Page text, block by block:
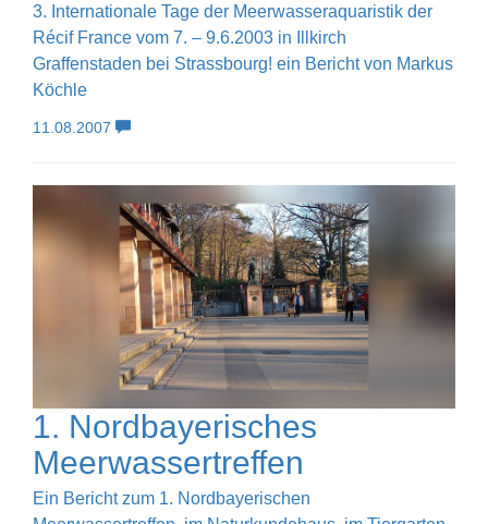
3. Internationale Tage der Meerwasseraquaristik der
Récif France vom 7. – 9.6.2003 in Illkirch
Graffenstaden bei Strassbourg! ein Bericht von Markus
Köchle
11.08.2007
1. Nordbayerisches
Meerwassertreffen
Ein Bericht zum 1. Nordbayerischen